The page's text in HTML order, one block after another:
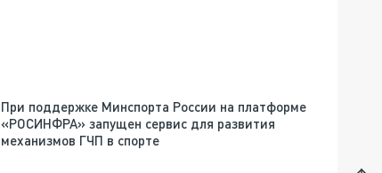
При поддержке Минспорта России на платформе
«РОСИНФРА» запущен сервис для развития
механизмов ГЧП в спорте